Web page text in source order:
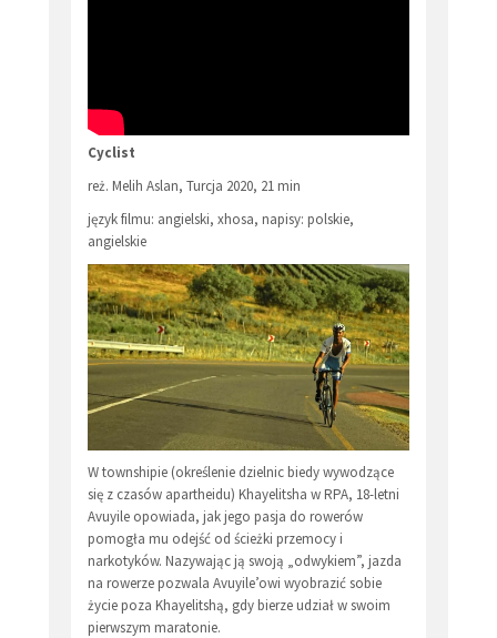
Cyclist
reż. Melih Aslan, Turcja 2020, 21 min
język filmu: angielski, xhosa, napisy: polskie,
angielskie
W townshipie (określenie dzielnic biedy wywodzące
się z czasów apartheidu) Khayelitsha w RPA, 18-letni
Avuyile opowiada, jak jego pasja do rowerów
pomogła mu odejść od ścieżki przemocy i
narkotyków. Nazywając ją swoją „odwykiem”, jazda
na rowerze pozwala Avuyile’owi wyobrazić sobie
życie poza Khayelitshą, gdy bierze udział w swoim
pierwszym maratonie.